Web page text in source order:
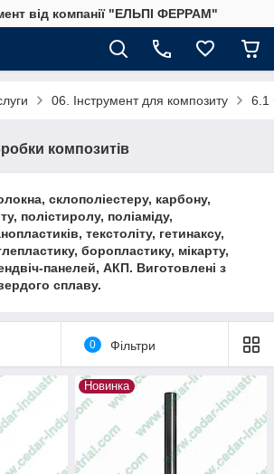
від компанії "ЕЛЬПІ ФЕРРАМ"
06. Інструмент для композиту 6.1
композитів
склополіестеру, карбону,
полістиролу, поліаміду,
текстоліту, гетинаксу,
боропластику, мікарту,
панелей, АКП. Виготовлені з
сплаву.
0 Фільтри
Новинка